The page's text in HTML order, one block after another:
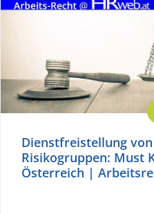
Dienstfreistellung von
Risikogruppen: Must
Österreich |